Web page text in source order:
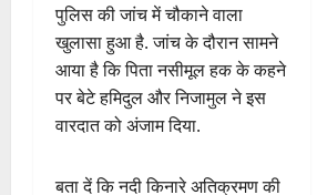
पुलिस की जांच में चौकाने वाला
खुलासा हुआ है. जांच के दौरान सामने
आया है कि पिता नसीमूल हक के कहने
पर बेटे हमिदुल और निजामुल ने इस
वारदात को अंजाम दिया.
बता दें कि नदी किनारे अतिक्रमण की